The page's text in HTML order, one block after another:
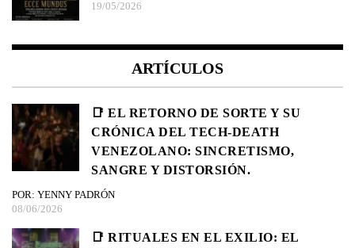
19/05/2026
ARTÍCULOS
📑 EL RETORNO DE SORTE Y SU
CRÓNICA DEL TECH-DEATH
VENEZOLANO: SINCRETISMO,
SANGRE Y DISTORSIÓN.
POR: YENNY PADRÓN
08/06/2026
📑 RITUALES EN EL EXILIO: EL